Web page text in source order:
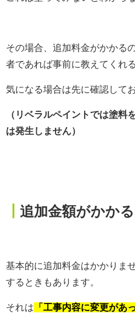
その場合、追加料金がかかる
者であれば事前に教えてくれ
気になる場合は先に確認して
（リベラルペイントでは塗料
は発生しません）
追加金額がかか
基本的に追加料金はかかりま
するときもあります。
それは 「工事内容に変更があ